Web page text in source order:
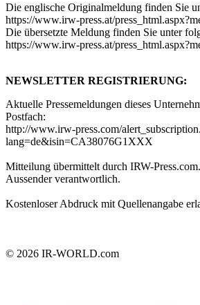
Die englische Originalmeldung finden Sie
https://www.irw-press.at/
Die übersetzte Meldung finden Sie unter
https://www.irw-press.at/
NEWSLETTER REGISTRIERUNG:
Aktuelle Pressemeldungen dieses
Postfach:
http://www.irw-press.com/
lang=de&isin=CA38076G1XXX
Mitteilung übermittelt durch IRW-
Aussender verantwortlich.
Kostenloser Abdruck mit Quellenangabe
© 2026 IR-WORLD.com